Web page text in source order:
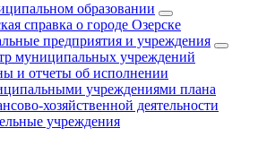
образовании
справка о городе Озерске
предприятия и учреждения
муниципальных учреждений
и отчеты об исполнении
учреждениями плана
хозяйственной деятельности
учреждения